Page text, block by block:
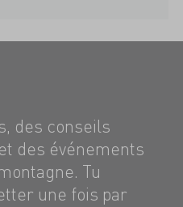
des conseils
des événements
Tu
une fois par